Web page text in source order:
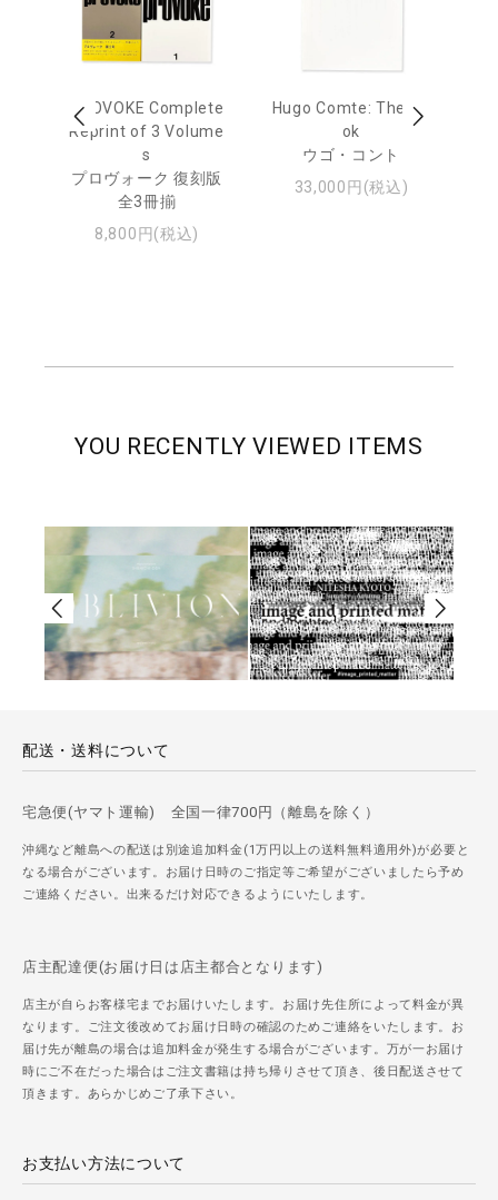
PROVOKE Complete
Reprint of 3 Volume
s
プロヴォーク 復刻版
全3冊揃
8,800円(税込)
Hugo Comte: The Bo
ok
ウゴ・コント
33,000円(税込)
YOU RECENTLY VIEWED ITEMS
配送・送料について
宅急便(ヤマト運輸) 全国一律700円（離島を除く）
沖縄など離島への配送は別途追加料金(1万円以上の送料無料適用外)が必要と
なる場合がございます。お届け日時のご指定等ご希望がございましたら予め
ご連絡ください。出来るだけ対応できるようにいたします。
店主配達便(お届け日は店主都合となります)
店主が自らお客様宅までお届けいたします。お届け先住所によって料金が異
なります。ご注文後改めてお届け日時の確認のためご連絡をいたします。お
届け先が離島の場合は追加料金が発生する場合がございます。万が一お届け
時にご不在だった場合はご注文書籍は持ち帰りさせて頂き、後日配送させて
頂きます。あらかじめご了承下さい。
お支払い方法について